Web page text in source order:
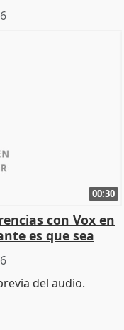
00:30
con Vox en
es que sea